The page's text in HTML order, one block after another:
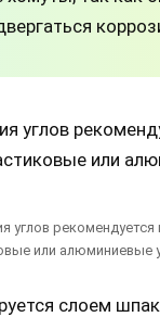
углов рекомендуется
или алюминиевые
слоем